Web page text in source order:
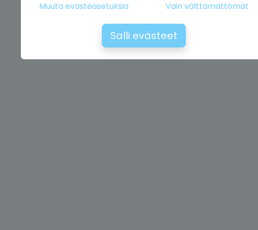
Muuta evästeasetuksia Vain välttämättömät
Salli evästeet